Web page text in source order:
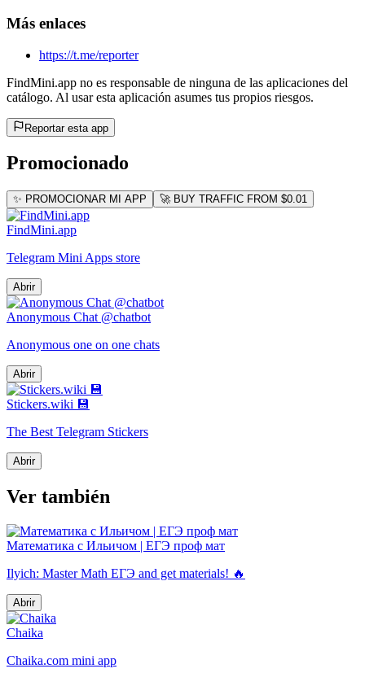
Más enlaces
https://t.me/reporter
FindMini.app no es responsable de ninguna de las aplicaciones del
catálogo. Al usar esta aplicación asumes tus propios riesgos.
Reportar esta app
Promocionado
✨ PROMOCIONAR MI APP 🚀 BUY TRAFFIC FROM $0.01
FindMini.app
Telegram Mini Apps store
Abrir
Anonymous Chat @chatbot
Anonymous one on one chats
Abrir
Stickers.wiki 💾
The Best Telegram Stickers
Abrir
Ver también
Математика с Ильичом | ЕГЭ проф мат
Ilyich: Master Math ЕГЭ and get materials! 🔥
Abrir
Chaika
Chaika.com mini app